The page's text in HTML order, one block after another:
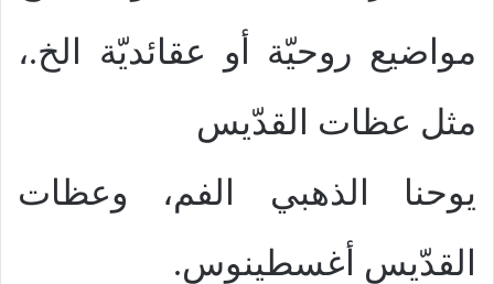
مواضيع روحيّة أو عقائديّة الخ.،
مثل عظات القدّيس
يوحنا الذهبي الفم، وعظات
القدّيس أغسطينوس.